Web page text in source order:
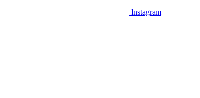
Instagram